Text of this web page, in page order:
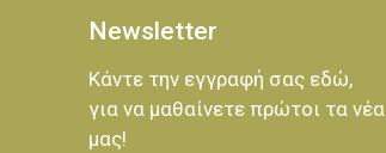
Newsletter
Κάντε την εγγραφή σας εδώ,
για να μαθαίνετε πρώτοι τα νέα
μας!